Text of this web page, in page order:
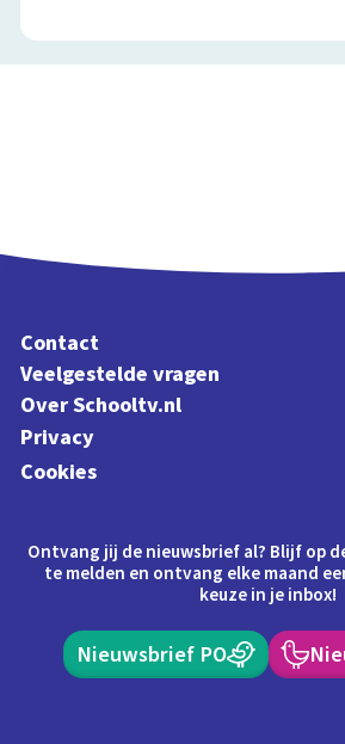
Contact
Veelgestelde vragen
Over Schooltv.nl
Privacy
Cookies
Ontvang jij de nieuwsbrief al? Blijf op
te melden en ontvang elke maand
keuze in je inbox!
Nieuwsbrief PO